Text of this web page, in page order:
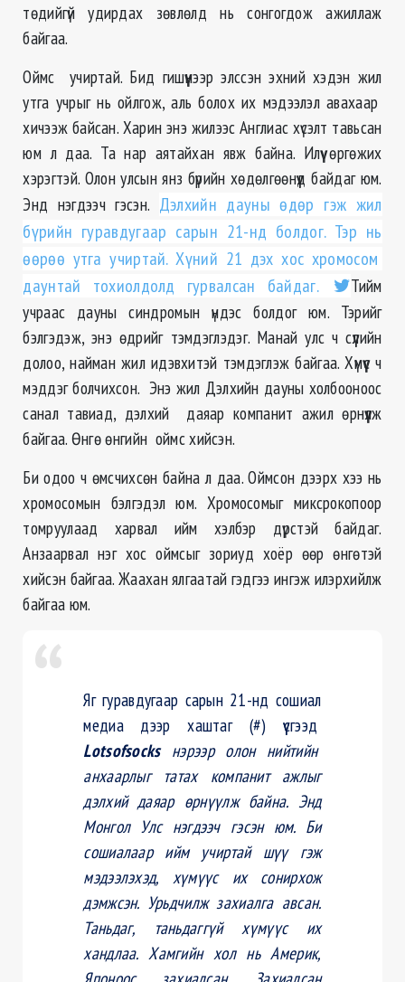
төдийгүй удирдах зөвлөлд нь сонгогдож ажиллаж
байгаа.
Оймс учиртай. Бид гишүүнээр элссэн эхний хэдэн жил
утга учрыг нь ойлгож, аль болох их мэдээлэл авахаар
хичээж байсан. Харин энэ жилээс Англиас хүсэлт тавьсан
юм л даа. Та нар аятайхан явж байна. Илүү өргөжих
хэрэгтэй. Олон улсын янз бүрийн хөдөлгөөнүүд байдаг юм.
Энд нэгдээч гэсэн. Дэлхийн дауны өдөр гэж жил
бүрийн гуравдугаар сарын 21-нд болдог. Тэр нь
өөрөө утга учиртай. Хүний 21 дэх хос хромосом
даунтай тохиолдолд гурвалсан байдаг.
Тийм
учраас дауны синдромын үндэс болдог юм. Тэрийг
бэлгэдэж, энэ өдрийг тэмдэглэдэг. Манай улс ч сүүлийн
долоо, найман жил идэвхитэй тэмдэглэж байгаа. Хүмүүс ч
мэддэг болчихсон. Энэ жил Дэлхийн дауны холбооноос
санал тавиад, дэлхий даяар компанит ажил өрнүүлж
байгаа. Өнгө өнгийн оймс хийсэн.
Би одоо ч өмсчихсөн байна л даа. Оймсон дээрх хээ нь
хромосомын бэлгэдэл юм. Хромосомыг миксрокопоор
томруулаад харвал ийм хэлбэр дүрстэй байдаг.
Анзаарвал нэг хос оймсыг зориуд хоёр өөр өнгөтэй
хийсэн байгаа. Жаахан ялгаатай гэдгээ ингэж илэрхийлж
байгаа юм.
Яг гуравдугаар сарын 21-нд сошиал
медиа дээр хаштаг (#) үүсгээд
Lotsofsocks нэрээр олон нийтийн
анхаарлыг татах компанит ажлыг
дэлхий даяар өрнүүлж байна. Энд
Монгол Улс нэгдээч гэсэн юм. Би
сошиалаар ийм учиртай шүү гэж
мэдээлэхэд, хүмүүс их сонирхож
дэмжсэн. Урьдчилж захиалга авсан.
Таньдаг, таньдаггүй хүмүүс их
хандлаа. Хамгийн хол нь Америк,